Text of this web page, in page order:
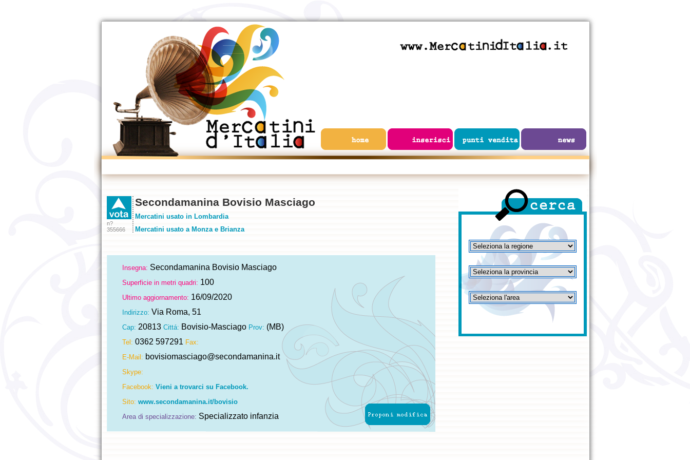
n?
355666
Secondamanina Bovisio Masciago
Mercatini usato in Lombardia
Mercatini usato a Monza e Brianza
Insegna: Secondamanina Bovisio Masciago
Superficie in metri quadri: 100
Ultimo aggiornamento: 16/09/2020
Indirizzo: Via Roma, 51
Cap: 20813 Cittá: Bovisio-Masciago Prov: (MB)
Tel: 0362 597291 Fax:
E-Mail: bovisiomasciago@secondamanina.it
Skype:
Facebook: Vieni a trovarci su Facebook.
Sito: www.secondamanina.it/bovisio
Area di specializzazione: Specializzato infanzia